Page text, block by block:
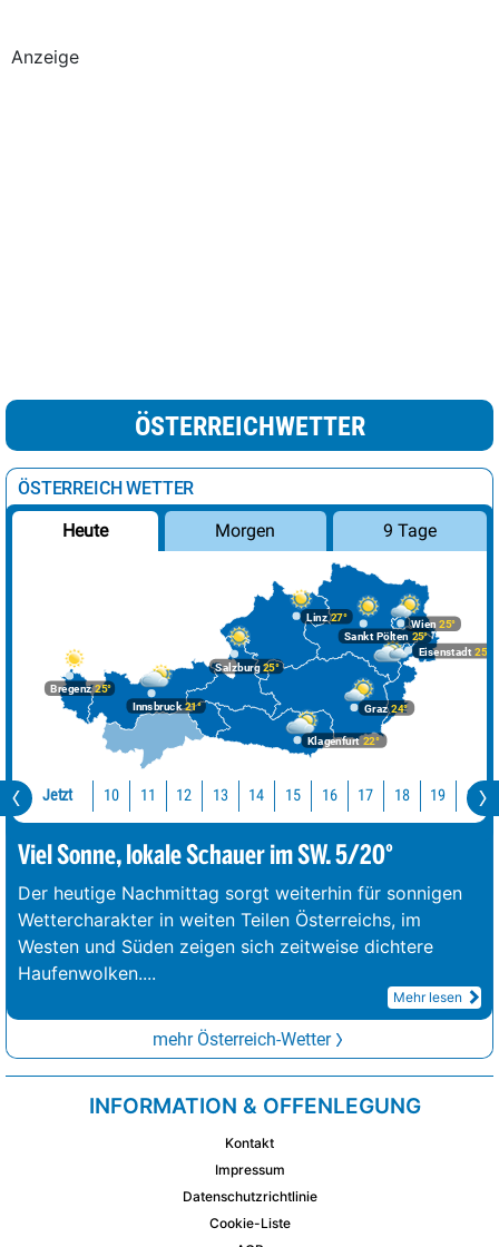
Anzeige
ÖSTERREICHWETTER
ÖSTERREICH WETTER
Heute Morgen 9 Tage
Bregenz25°
Graz24°
Innsbruck21°
Klagenfurt 22°
Linz27°
Salzburg25°
Wien 25°
Eisenstadt 25°
Sankt Pölten 25°
Jetzt 10 11 12 13 14 15 16 17 18 19 20
Viel Sonne, lokale Schauer im SW. 5/20°
Der heutige Nachmittag sorgt weiterhin für sonnigen
Wettercharakter in weiten Teilen Österreichs, im
Westen und Süden zeigen sich zeitweise dichtere
Haufenwolken....
Mehr lesen
mehr Österreich-Wetter
INFORMATION & OFFENLEGUNG
Kontakt
Impressum
Datenschutzrichtlinie
Cookie-Liste